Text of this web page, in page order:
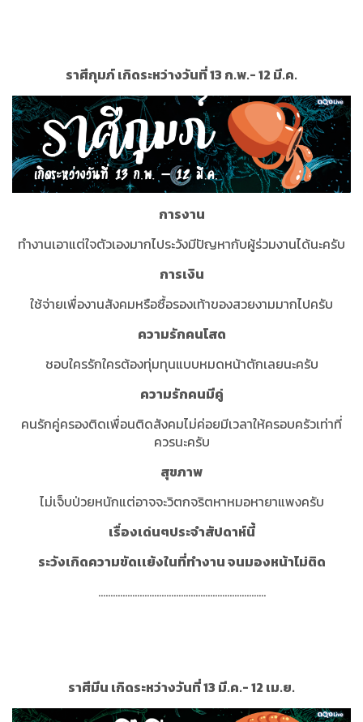
ราศีกุมภ์ เกิดระหว่างวันที่ 13 ก.พ.- 12 มี.ค.
การงาน
ทำงานเอาแต่ใจตัวเองมากไประวังมีปัญหากับผู้ร่วมงานได้นะครับ
การเงิน
ใช้จ่ายเพื่องานสังคมหรือซื้อรองเท้าของสวยงามมากไปครับ
ความรักคนโสด
ชอบใครรักใครต้องทุ่มทุนแบบหมดหน้าตักเลยนะครับ
ความรักคนมีคู่
คนรักคู่ครองติดเพื่อนติดสังคมไม่ค่อยมีเวลาให้ครอบครัวเท่าที่
ควรนะครับ
สุขภาพ
ไม่เจ็บป่วยหนักแต่อาจจะวิตกจริตหาหมอหายาแพงครับ
เรื่องเด่นๆประจำสัปดาห์นี้
ระวังเกิดความขัดเเย้งในที่ทำงาน จนมองหน้าไม่ติด
.....................................................................
ราศีมีน เกิดระหว่างวันที่ 13 มี.ค.- 12 เม.ย.